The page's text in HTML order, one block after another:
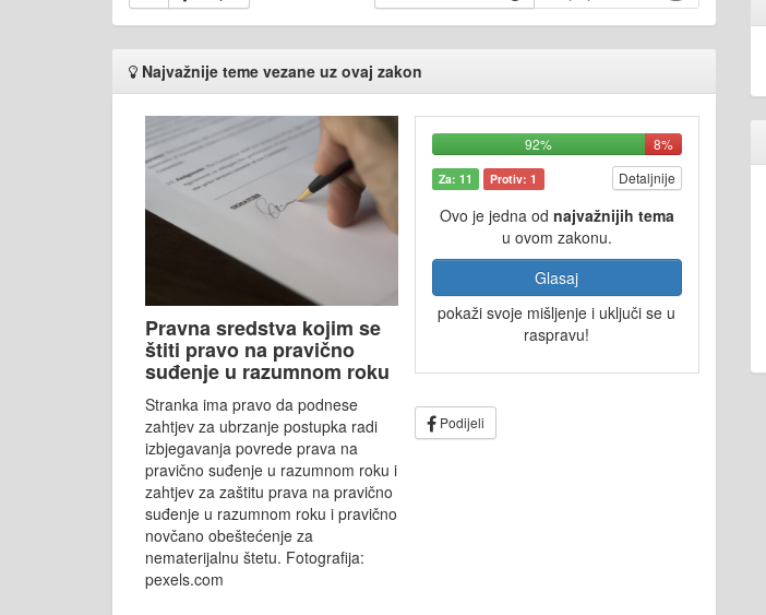
Najvažnije teme vezane uz ovaj zakon
Pravna sredstva kojim se
štiti pravo na pravično
suđenje u razumnom roku
Stranka ima pravo da podnese
zahtjev za ubrzanje postupka radi
izbjegavanja povrede prava na
pravično suđenje u razumnom roku i
zahtjev za zaštitu prava na pravično
suđenje u razumnom roku i pravično
novčano obeštećenje za
nematerijalnu štetu. Fotografija:
pexels.com
92% 8%
Za: 11 Protiv: 1 Detaljnije
Ovo je jedna od najvažnijih tema
u ovom zakonu.
Glasaj
pokaži svoje mišljenje i uključi se u
raspravu!
Podijeli